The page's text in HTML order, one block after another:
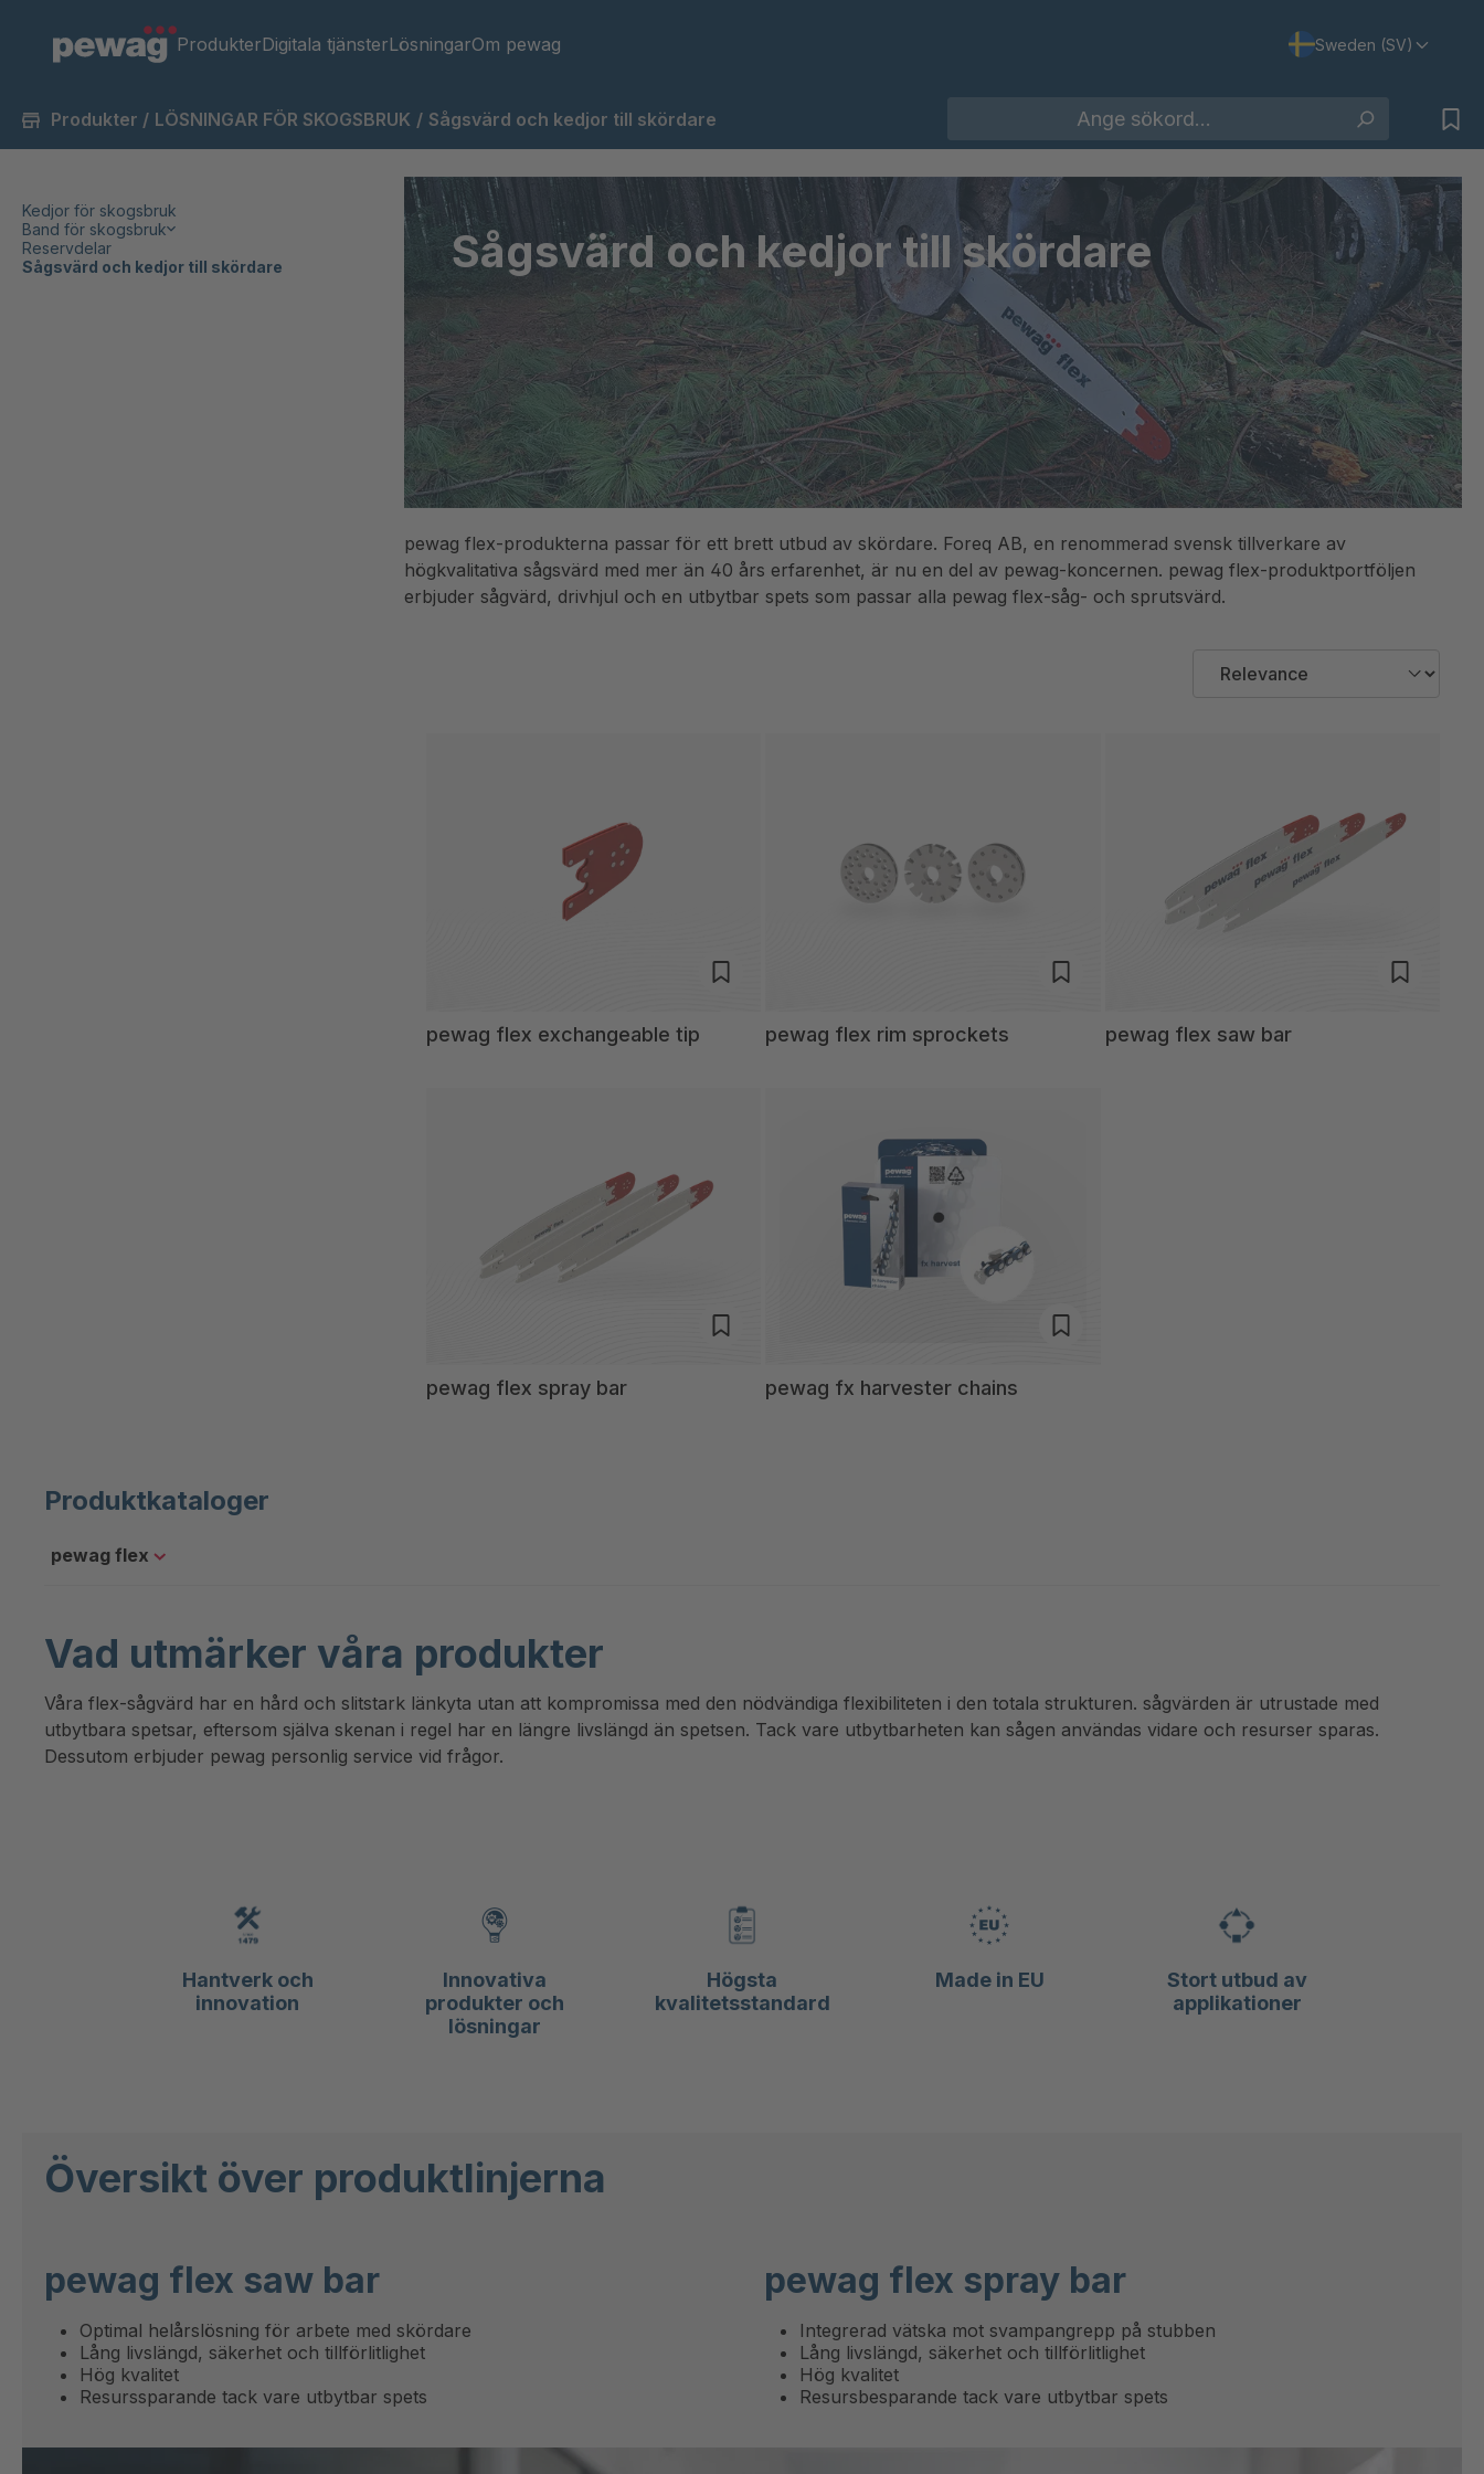
ProdukterDigitala tjänsterLösningarOm pewag Sweden (SV)
Produkter / LÖSNINGAR FÖR SKOGSBRUK / Sågsvärd och kedjor till skördare
Kedjor för skogsbruk
Band för skogsbruk
Reservdelar
Sågsvärd och kedjor till skördare
Sågsvärd och kedjor till skördare
pewag flex-produkterna passar för ett brett utbud av skördare. Foreq AB, en renommerad svensk tillverkare av
högkvalitativa sågsvärd med mer än 40 års erfarenhet, är nu en del av pewag-koncernen. pewag flex-produktportföljen
erbjuder sågvärd, drivhjul och en utbytbar spets som passar alla pewag flex-såg- och sprutsvärd.
pewag flex exchangeable tip pewag flex rim sprockets pewag flex saw bar
pewag flex spray bar pewag fx harvester chains
Produktkataloger
pewag flex
Vad utmärker våra produkter
Våra flex-sågvärd har en hård och slitstark länkyta utan att kompromissa med den nödvändiga flexibiliteten i den totala strukturen. sågvärden är utrustade med
utbytbara spetsar, eftersom själva skenan i regel har en längre livslängd än spetsen. Tack vare utbytbarheten kan sågen användas vidare och resurser sparas.
Dessutom erbjuder pewag personlig service vid frågor.
Hantverk och
innovation
Innovativa
produkter och
lösningar
Högsta
kvalitetsstandard
Made in EU
Stort utbud av
applikationer
Översikt över produktlinjerna
pewag flex saw bar
Optimal helårslösning för arbete med skördare
Lång livslängd, säkerhet och tillförlitlighet
Hög kvalitet
Resurssparande tack vare utbytbar spets
pewag flex spray bar
Integrerad vätska mot svampangrepp på stubben
Lång livslängd, säkerhet och tillförlitlighet
Hög kvalitet
Resursbesparande tack vare utbytbar spets